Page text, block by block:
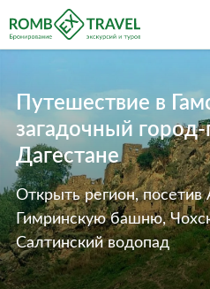
Путешествие в
загадочный город-
Дагестане
Открыть регион, посетив
Гимринскую башню,
Салтинский водопад